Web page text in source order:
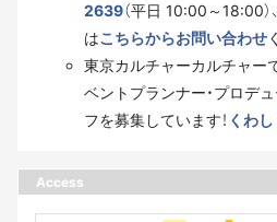
2639（平日 10:00～18:00
はこちらからお問い合わせ
東京カルチャーカルチャー
ベントプランナー・プロデ
フを募集しています！ くわし
Access